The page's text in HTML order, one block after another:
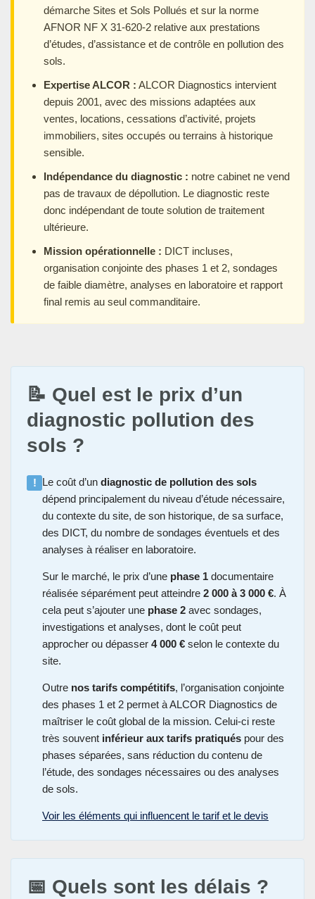
démarche Sites et Sols Pollués et sur la norme
AFNOR NF X 31-620-2 relative aux prestations
d’études, d’assistance et de contrôle en pollution des
sols.
Expertise ALCOR : ALCOR Diagnostics intervient
depuis 2001, avec des missions adaptées aux
ventes, locations, cessations d’activité, projets
immobiliers, sites occupés ou terrains à historique
sensible.
Indépendance du diagnostic : notre cabinet ne vend
pas de travaux de dépollution. Le diagnostic reste
donc indépendant de toute solution de traitement
ultérieure.
Mission opérationnelle : DICT incluses,
organisation conjointe des phases 1 et 2, sondages
de faible diamètre, analyses en laboratoire et rapport
final remis au seul commanditaire.
📝 Quel est le prix d’un
diagnostic pollution des
sols ?
! Le coût d’un diagnostic de pollution des sols
dépend principalement du niveau d’étude nécessaire,
du contexte du site, de son historique, de sa surface,
des DICT, du nombre de sondages éventuels et des
analyses à réaliser en laboratoire.
Sur le marché, le prix d’une phase 1 documentaire
réalisée séparément peut atteindre 2 000 à 3 000 €. À
cela peut s’ajouter une phase 2 avec sondages,
investigations et analyses, dont le coût peut
approcher ou dépasser 4 000 € selon le contexte du
site.
Outre nos tarifs compétitifs, l’organisation conjointe
des phases 1 et 2 permet à ALCOR Diagnostics de
maîtriser le coût global de la mission. Celui-ci reste
très souvent inférieur aux tarifs pratiqués pour des
phases séparées, sans réduction du contenu de
l’étude, des sondages nécessaires ou des analyses
de sols.
Voir les éléments qui influencent le tarif et le devis
📅 Quels sont les délais ?